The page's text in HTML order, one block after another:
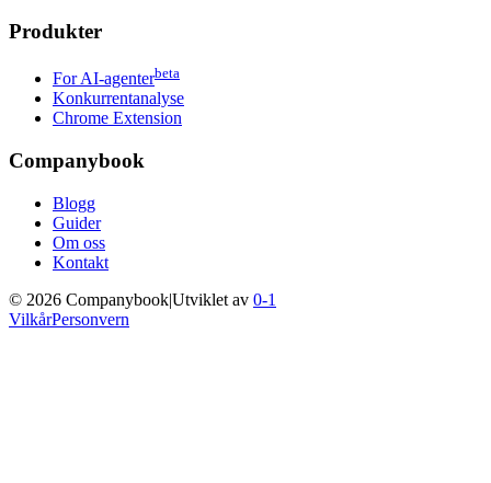
Produkter
For AI-agenterbeta
Konkurrentanalyse
Chrome Extension
Companybook
Blogg
Guider
Om oss
Kontakt
© 2026 Companybook|Utviklet av 0-1
VilkårPersonvern